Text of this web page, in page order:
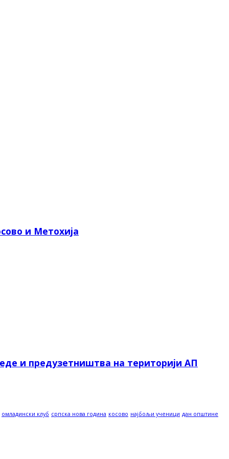
и Метохија
и предузетништва на територији АП
омладински клуб српска нова година косово најбољи ученици дан општине